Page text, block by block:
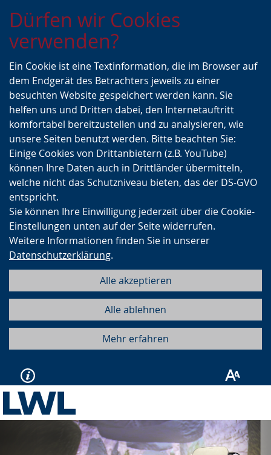
Zur
Hauptnavigation
Zur
Seitennavigation
Zum
Inhalt
Dürfen wir Cookies
verwenden?
Ein Cookie ist eine Textinformation, die im Browser auf
dem Endgerät des Betrachters jeweils zu einer
besuchten Website gespeichert werden kann. Sie
helfen uns und Dritten dabei, den Internetauftritt
komfortabel bereitzustellen und zu analysieren, wie
unsere Seiten benutzt werden. Bitte beachten Sie:
Einige Cookies von Drittanbietern (z.B. YouTube)
können Ihre Daten auch in Drittländer übermitteln,
welche nicht das Schutzniveau bieten, das der DS-GVO
entspricht.
Sie können Ihre Einwilligung jederzeit über die Cookie-
Einstellungen unten auf der Seite widerrufen.
Weitere Informationen finden Sie in unserer
Datenschutzerklärung.
Alle akzeptieren
Alle ablehnen
Mehr erfahren
Vorherige